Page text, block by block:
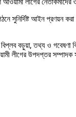
সুনির্দিষ্ট আইন প্রণয়ন
বড়ুয়া, তথ্য ও
লীগের উপদপ্তর সম্পাদক